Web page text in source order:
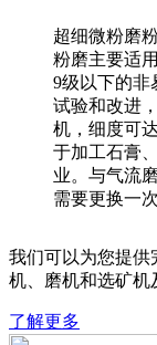
超细微粉磨
粉磨主要适
9级以下的非
试验和改进
机，细度可
于加工石膏
业。与气流
需要更换一
我们可以为您提供
机、磨机和选矿机
了解更多